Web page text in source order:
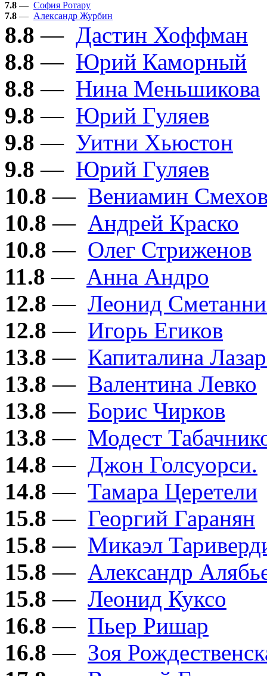
7.8 — София Ротару
7.8 — Александр Журбин
8.8 — Дастин Хоффман
8.8 — Юрий Каморный
8.8 — Нина Меньшикова
9.8 — Юрий Гуляев
9.8 — Уитни Хьюстон
9.8 — Юрий Гуляев
10.8 — Вениамин
10.8 — Андрей Краско
10.8 — Олег Стриженов
11.8 — Анна Андро
12.8 — Леонид
12.8 — Игорь Егиков
13.8 — Капиталина
13.8 — Валентина Левко
13.8 — Борис Чирков
13.8 — Модест
14.8 — Джон Голсуорси.
14.8 — Тамара Церетели
15.8 — Георгий Гаранян
15.8 — Микаэл
15.8 — Александр
15.8 — Леонид Куксо
16.8 — Пьер Ришар
16.8 — Зоя